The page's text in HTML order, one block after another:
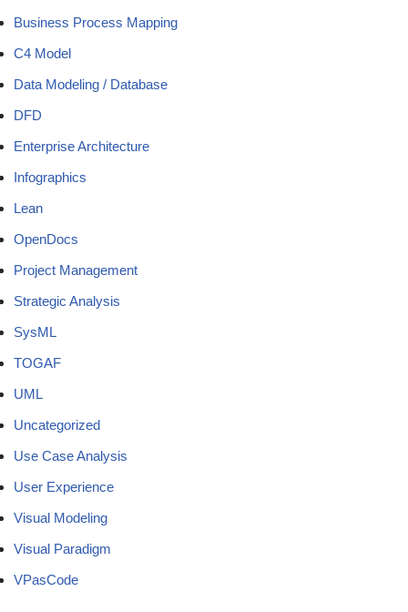
Business Process Mapping
C4 Model
Data Modeling / Database
DFD
Enterprise Architecture
Infographics
Lean
OpenDocs
Project Management
Strategic Analysis
SysML
TOGAF
UML
Uncategorized
Use Case Analysis
User Experience
Visual Modeling
Visual Paradigm
VPasCode